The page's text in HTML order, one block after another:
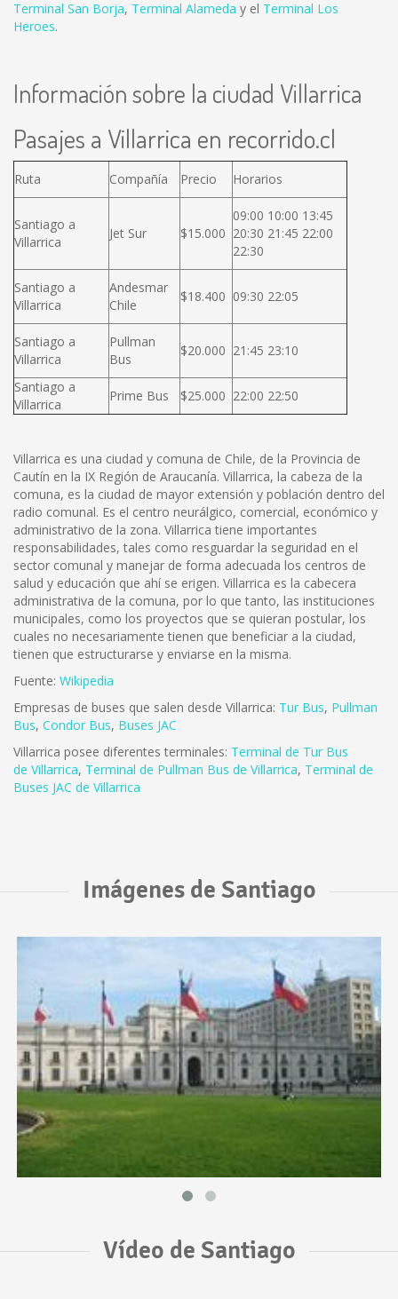
Terminal San Borja, Terminal Alameda y el Terminal Los
Heroes.
Información sobre la ciudad Villarrica
Pasajes a Villarrica en recorrido.cl
Ruta Compañía Precio Horarios
Santiago a
Villarrica
Jet Sur $15.000
09:00 10:00 13:45
20:30 21:45 22:00
22:30
Santiago a
Villarrica
Andesmar
Chile
$18.400 09:30 22:05
Santiago a
Villarrica
Pullman
Bus
$20.000 21:45 23:10
Santiago a
Villarrica
Prime Bus $25.000 22:00 22:50
Villarrica es una ciudad y comuna de Chile, de la Provincia de
Cautín en la IX Región de Araucanía. Villarrica, la cabeza de la
comuna, es la ciudad de mayor extensión y población dentro del
radio comunal. Es el centro neurálgico, comercial, económico y
administrativo de la zona. Villarrica tiene importantes
responsabilidades, tales como resguardar la seguridad en el
sector comunal y manejar de forma adecuada los centros de
salud y educación que ahí se erigen. Villarrica es la cabecera
administrativa de la comuna, por lo que tanto, las instituciones
municipales, como los proyectos que se quieran postular, los
cuales no necesariamente tienen que beneficiar a la ciudad,
tienen que estructurarse y enviarse en la misma.
Fuente: Wikipedia
Empresas de buses que salen desde Villarrica: Tur Bus, Pullman
Bus, Condor Bus, Buses JAC
Villarrica posee diferentes terminales: Terminal de Tur Bus
de Villarrica, Terminal de Pullman Bus de Villarrica, Terminal de
Buses JAC de Villarrica
Imágenes de Santiago
Vídeo de Santiago